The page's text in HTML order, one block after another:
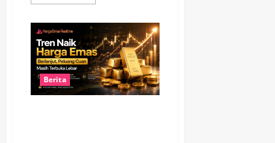
Emas
Juni
2026
Berpotensi
Rebound,
Investor
Mulai
Mencermati
Berita